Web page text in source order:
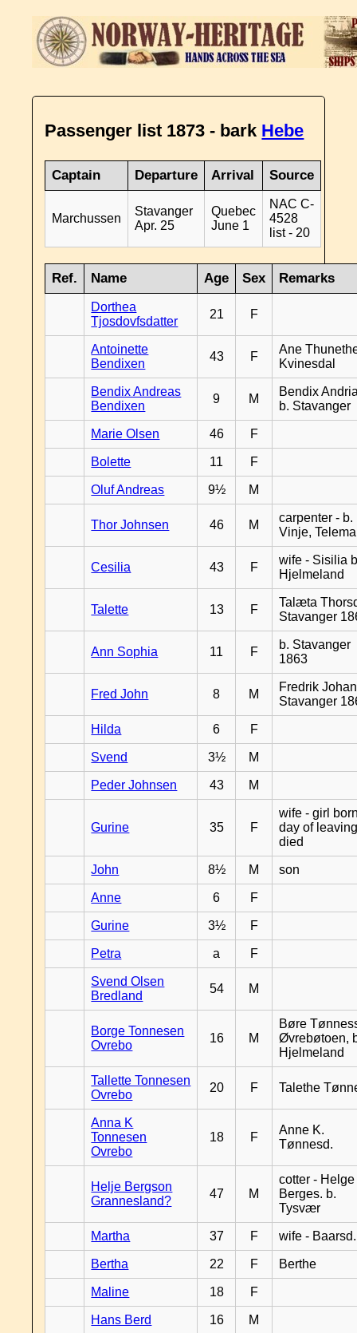
Passenger list 1873 - bark Hebe
Captain Departure Arrival Source
Marchussen
Stavanger
Apr. 25
Quebec
June 1
NAC C-
4528
list - 20
Ref. Name Age Sex Remarks
Dorthea
Tjosdovfsdatter
21 F
Antoinette
Bendixen
43 F
Ane
Kvinesdal
Bendix Andreas
Bendixen
9 M
Bendix
b. Stavanger
Marie Olsen 46 F
Bolette 11 F
Oluf Andreas 9½ M
Thor Johnsen 46 M
carpenter - b.
Vinje,
Cesilia 43 F
wife - Sisilia
Hjelmeland
Talette 13 F
Talæta
Stavanger
Ann Sophia 11 F
b. Stavanger
1863
Fred John 8 M
Fredrik
Stavanger
Hilda 6 F
Svend 3½ M
Peder Johnsen 43 M
Gurine 35 F
wife - girl
day of
died
John 8½ M son
Anne 6 F
Gurine 3½ F
Petra a F
Svend Olsen
Bredland
54 M
Borge Tonnesen
Ovrebo
16 M
Børe
Øvrebøtoen,
Hjelmeland
Tallette Tonnesen
Ovrebo
20 F Talethe
Anna K
Tonnesen
Ovrebo
18 F
Anne K.
Tønnesd.
Helje Bergson
Grannesland?
47 M
cotter - Helge
Berges. b.
Tysvær
Martha 37 F wife - Baarsd.
Bertha 22 F Berthe
Maline 18 F
Hans Berd 16 M